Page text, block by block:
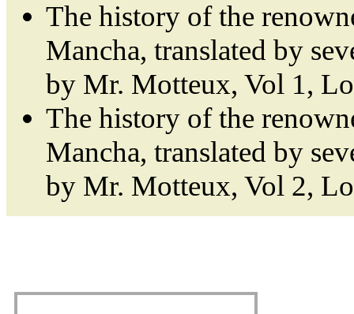
The history of the
Mancha, translated by
by Mr. Motteux, Vol 1,
The history of the
Mancha, translated by
by Mr. Motteux, Vol 2,